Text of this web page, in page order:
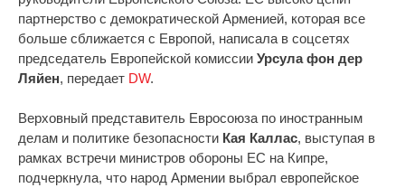
партнерство с демократической Арменией, которая все
больше сближается с Европой, написала в соцсетях
председатель Европейской комиссии Урсула фон дер
Ляйен, передает DW.
Верховный представитель Евросоюза по иностранным
делам и политике безопасности Кая Каллас, выступая в
рамках встречи министров обороны ЕС на Кипре,
подчеркнула, что народ Армении выбрал европейское